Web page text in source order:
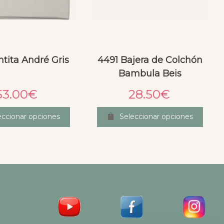
André Gris
€
opciones
4491 Bajera de Colchón
Bambula Beis
28.50€
Seleccionar opciones